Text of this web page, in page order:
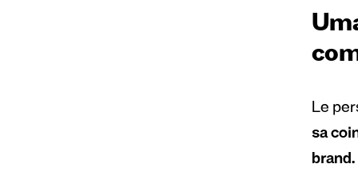
Le
sa
brand.